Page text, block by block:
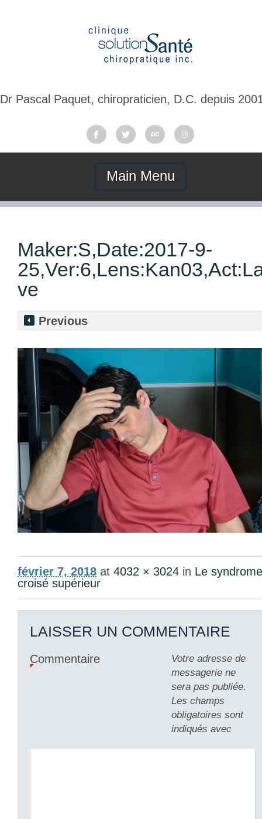
Dr Pascal Paquet, chiropraticien, D.C. depuis
Main Menu
Maker:S,Date:2017-9-
ve
Previous
février 7, 2018 at 4032 × 3024 in Le syndrome
croisé supérieur
LAISSER UN COMMENTAIRE
Votre adresse de
messagerie ne
sera pas publiée.
Les champs
obligatoires sont
indiqués avec
Commentaire